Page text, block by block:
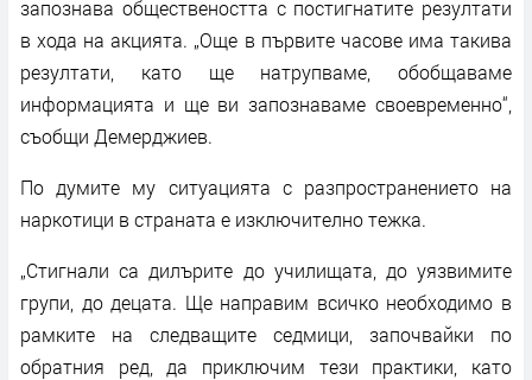
запознава обществеността с постигнатите резултати
в хода на акцията. „Още в първите часове има такива
резултати, като ще натрупваме, обобщаваме
информацията и ще ви запознаваме своевременно“,
съобщи Демерджиев.
По думите му ситуацията с разпространението на
наркотици в страната е изключително тежка.
„Стигнали са дилърите до училищата, до уязвимите
групи, до децата. Ще направим всичко необходимо в
рамките на следващите седмици, започвайки по
обратния ред, да приключим тези практики, като